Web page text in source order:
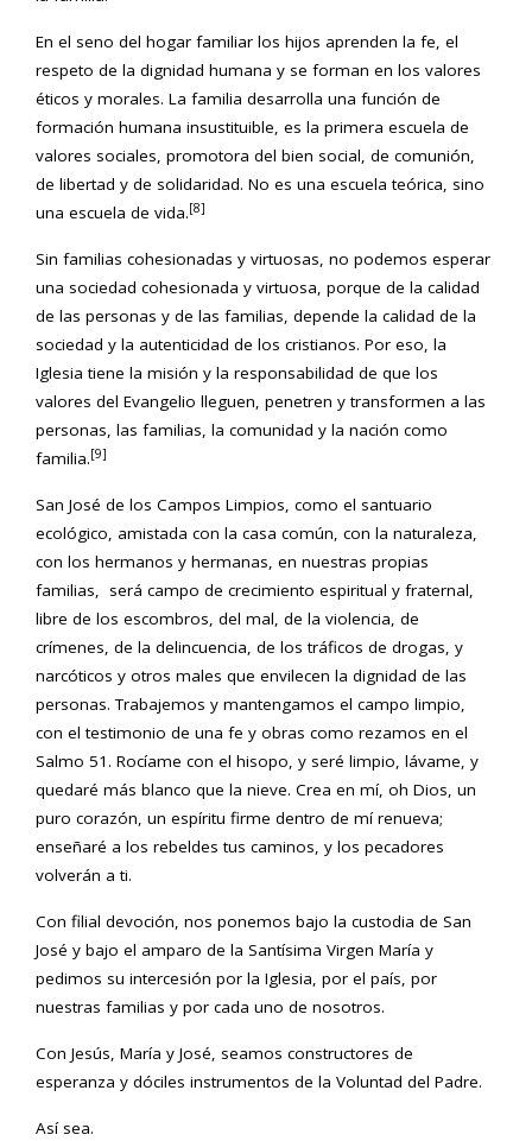
En el seno del hogar familiar los hijos aprenden la fe, el
respeto de la dignidad humana y se forman en los valores
éticos y morales. La familia desarrolla una función de
formación humana insustituible, es la primera escuela de
valores sociales, promotora del bien social, de comunión,
de libertad y de solidaridad. No es una escuela teórica, sino
una escuela de vida.[8]
Sin familias cohesionadas y virtuosas, no podemos esperar
una sociedad cohesionada y virtuosa, porque de la calidad
de las personas y de las familias, depende la calidad de la
sociedad y la autenticidad de los cristianos. Por eso, la
Iglesia tiene la misión y la responsabilidad de que los
valores del Evangelio lleguen, penetren y transformen a las
personas, las familias, la comunidad y la nación como
familia.[9]
San José de los Campos Limpios, como el santuario
ecológico, amistada con la casa común, con la naturaleza,
con los hermanos y hermanas, en nuestras propias
familias, será campo de crecimiento espiritual y fraternal,
libre de los escombros, del mal, de la violencia, de
crímenes, de la delincuencia, de los tráficos de drogas, y
narcóticos y otros males que envilecen la dignidad de las
personas. Trabajemos y mantengamos el campo limpio,
con el testimonio de una fe y obras como rezamos en el
Salmo 51. Rocíame con el hisopo, y seré limpio, lávame, y
quedaré más blanco que la nieve. Crea en mí, oh Dios, un
puro corazón, un espíritu firme dentro de mí renueva;
enseñaré a los rebeldes tus caminos, y los pecadores
volverán a ti.
Con filial devoción, nos ponemos bajo la custodia de San
José y bajo el amparo de la Santísima Virgen María y
pedimos su intercesión por la Iglesia, por el país, por
nuestras familias y por cada uno de nosotros.
Con Jesús, María y José, seamos constructores de
esperanza y dóciles instrumentos de la Voluntad del Padre.
Así sea.